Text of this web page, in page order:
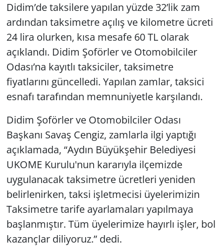
Didim’de taksilere yapılan yüzde 32’lik zam
ardından taksimetre açılış ve kilometre ücreti
24 lira olurken, kısa mesafe 60 TL olarak
açıklandı. Didim Şoförler ve Otomobilciler
Odası’na kayıtlı taksiciler, taksimetre
fiyatlarını güncelledi. Yapılan zamlar, taksici
esnafı tarafından memnuniyetle karşılandı.
Didim Şoförler ve Otomobilciler Odası
Başkanı Savaş Cengiz, zamlarla ilgi yaptığı
açıklamada, “Aydın Büyükşehir Belediyesi
UKOME Kurulu'nun kararıyla ilçemizde
uygulanacak taksimetre ücretleri yeniden
belirlenirken, taksi işletmecisi üyelerimizin
Taksimetre tarife ayarlamaları yapılmaya
başlanmıştır. Tüm üyelerimize hayırlı işler, bol
kazançlar diliyoruz.” dedi.